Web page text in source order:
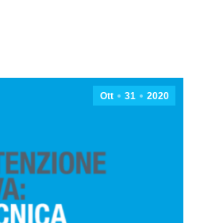
Ott 31 2020